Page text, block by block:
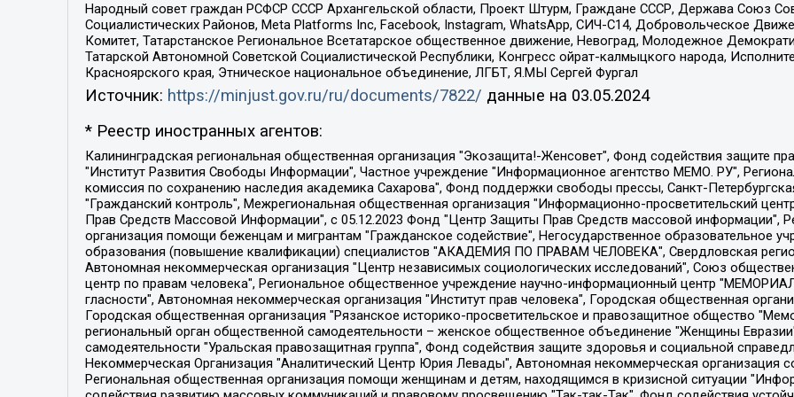
Народный совет граждан РСФСР СССР Архангельской области, Проект Штурм, Граждане СССР, Держава Союз
Социалистических Районов, Meta Platforms Inc, Facebook, Instagram, WhatsApp, СИЧ-С14, Добровольческое
Комитет, Татарстанское Региональное Всетатарское общественное движение, Невоград, Молодежное
Татарской Автономной Советской Социалистической Республики, Конгресс ойрат-калмыцкого народа,
Красноярского края, Этническое национальное объединение, ЛГБТ, Я.МЫ Сергей Фургал
Источник: https://minjust.gov.ru/ru/documents/7822/ данные на 03.05.2024
* Реестр иностранных агентов:
Калининградская региональная общественная организация "Экозащита!-Женсовет", Фонд содействия защите прав и свобод граждан "Общественный вердикт", Фонд "Институт Развития Свободы Информации", Частное учреждение "Информационное агентство МЕМО. РУ", Региональная общественная организация "Общественная комиссия по сохранению наследия академика Сахарова", Фонд поддержки свободы прессы, Санкт-Петербургская общественная правозащитная организация "Гражданский контроль", Межрегиональная общественная организация "Информационно-просветительский центр "Мемориал", Региональный Фонд "Центр Защиты Прав Средств Массовой Информации", с 05.12.2023 Фонд "Центр Защиты Прав Средств массовой информации", Региональная общественная благотворительная организация помощи беженцам и мигрантам "Гражданское содействие", Негосударственное образовательное учреждение дополнительного профессионального образования (повышение квалификации) специалистов "АКАДЕМИЯ ПО ПРАВАМ ЧЕЛОВЕКА", Свердловская региональная общественная организация "Сутяжник", Автономная некоммерческая организация "Центр независимых социологических исследований", Союз общественных объединений "Российский исследовательский центр по правам человека", Региональное общественное учреждение научно-информационный центр "МЕМОРИАЛ", Некоммерческая организация "Фонд защиты гласности", Автономная некоммерческая организация "Институт прав человека", Городская общественная организация "Екатеринбургское общество "МЕМОРИАЛ", Городская общественная организация "Рязанское историко-просветительское и правозащитное общество "Мемориал" (Рязанский Мемориал), Челябинский региональный орган общественной самодеятельности – женское общественное объединение "Женщины Евразии", Челябинский региональный орган общественной самодеятельности "Уральская правозащитная группа", Фонд содействия защите здоровья и социальной справедливости имени Андрея Рылькова, Автономная Некоммерческая Организация "Аналитический Центр Юрия Левады", Автономная некоммерческая организация социальной поддержки населения "Проект Апрель", Региональная общественная организация помощи женщинам и детям, находящимся в кризисной ситуации "Информационно-методический центр "Анна", Фонд содействия развитию массовых коммуникаций и правовому просвещению "Так-так-Так", Фонд содействия устойчивому развитию "Серебряная тайга", Свердловский региональный общественный фонд социальных проектов "Новое время", "Idel.Реалии", Кавказ.Реалии, Крым.Реалии, Телеканал Настоящее Время, Татаро-башкирская служба Радио Свобода (Azatliq Radiosi), Радио Свободная Европа/Радио Свобода (PCE/PC), "Сибирь.Реалии", "Фактограф", Благотворительный фонд помощи осужденным и их семьям, Автономная некоммерческая организация "Институт глобализации и социальных движений", Фонд "В защиту прав заключенных", Частное учреждение "Центр поддержки и содействия развитию средств массовой информации", Пензенский региональный общественный благотворительный фонд "Гражданский союз", "Север.Реалии", Некоммерческая организация Фонд "Правовая инициатива", Общество с ограниченной ответственностью "Радио Свободная Европа/Радио Свобода", Чешское информационное агентство "MEDIUM-ORIENT", Красноярская региональная общественная организация "Мы против СПИДа", Камалягин Денис Николаевич, Маркелов Сергей Евгеньевич, Пономарев Лев Александрович, Савицкая Людмила Алексеевна, Автономная некоммерческая организация "Центр по работе с проблемой насилия "НАСИЛИЮ.НЕТ", Межрегиональный профессиональный союз работников здравоохранения "Альянс врачей", Юридическое лицо, зарегистрированное в Латвийской Республике, SIA "Medusa Project" (регистрационный номер 40103797863, дата регистрации 10.06.2014), Некоммерческая организация "Фонд по борьбе с коррупцией", Автономная некоммерческая организация "Институт права и публичной политики", Баданин Роман Сергеевич, Гликин Максим Александрович, Железнова Мария Михайловна, Лукьянова Юлия Сергеевна, Маетная Елизавета Витальевна, Маняхин Петр Борисович, Чуракова Ольга Владимировна, Ярош Юлия Петровна, Юридическое лицо "The Insider SIA", зарегистрированное в Риге, Латвийская Республика (дата регистрации 26.06.2015), являющееся администратором доменного имени интернет-издания "The Insider SIA", https://theins.ru, Постернак Алексей Евгеньевич, Рубин Михаил Аркадьевич, Анин Роман Александрович, Юридическое лицо Istories fonds, зарегистрированное в Латвийской Республике (регистрационный номер 50008295751, дата регистрации 24.02.2020), Великовский Дмитрий Александрович, Долинина Ирина Николаевна, Мароховская Алеся Алексеевна, Шлейнов Роман Юрьевич, Шмагун Олеся Валентиновна, Общество с ограниченной ответственностью "Альтаир 2021", Общество с ограниченной ответственностью "Вега 2021", Общество с ограниченной ответственностью "Главный редактор 2021", Общество с ограниченной ответственностью "Ромашки монолит", Важенков Артем Валерьевич, Ивановская областная общественная организация "Центр гендерных исследований", Гурман Юрий Альбертович, Медиапроект "ОВД-Инфо", Егоров Владимир Владимирович, Жилинский Владимир Александрович, Общество с ограниченной ответственностью "ЗП", Иванова София Юрьевна, Карезина Инна Павловна, Кильтау Екатерина Викторовна, Петров Алексей Викторович, Пискунов Сергей Евгеньевич, Смирнов Сергей Сергеевич, Тихонов Михаил Сергеевич, Общество с ограниченной ответственностью "ЖУРНАЛИСТ-ИНОСТРАННЫЙ АГЕНТ", Арапова Галина Юрьевна, Вольтская Татьяна Анатольевна, Американская компания "Mason G.E.S. Anonymous Foundation" (США), являющаяся владельцем интернет-издания https://mnews.world/, Компания "Stichting Bellingcat", зарегистрированная в Нидерландах (дата регистрации 11.07.2018), Захаров Андрей Вячеславович, Клепиковская Екатерина Дмитриевна, Общество с ограниченной ответственностью "МЕМО", Перл Роман Александрович, Симонов Евгений Алексеевич, Соловьева Елена Анатольевна, Сотников Даниил Владимирович, Сурначева Елизавета Дмитриевна, Автономная некоммерческая организация по защите прав человека и информированию населения "Якутия – Наше Мнение", Общество с ограниченной ответственностью "Москоу диджитал медиа", с 26.01.2023 Общество с ограниченной ответственностью "Чайка Белые сады", Ветошкина Валерия Валерьевна, Заговора Максим Александрович, Межрегиональное общественное движение "Российская ЛГБТ - сеть", Оленичев Максим Владимирович, Павлов Иван Юрьевич, Скворцова Елена Сергеевна, Общество с ограниченной ответственностью "Как бы инагент", Кочетков Игорь Викторович, Общество с ограниченной ответственностью "Честные выборы", Еланчик Олег Александрович, Общество с ограниченной ответственностью "Нобелевский призыв", Гималова Регина Эмилевна, Григорьев Андрей Валерьевич, Григорьева Алина Александровна, Ассоциация по содействию защите прав призывников, альтернативнослужащих и военнослужащих "Правозащитная группа